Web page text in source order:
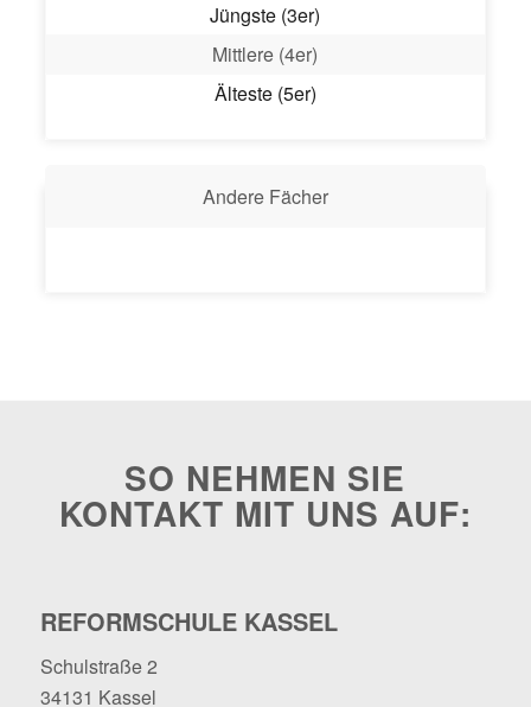
Jüngste (3er)
Mittlere (4er)
Älteste (5er)
Andere Fächer
SO NEHMEN SIE
KONTAKT MIT UNS AUF:
REFORMSCHULE KASSEL
Schulstraße 2
34131 Kassel